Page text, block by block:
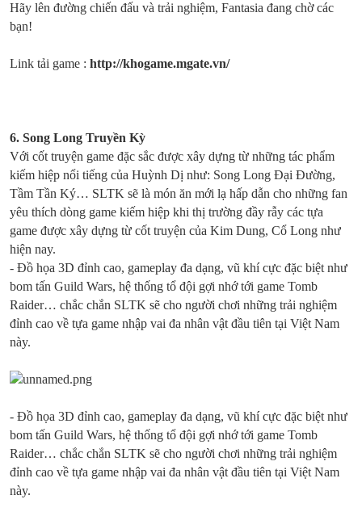
Hãy lên đường chiến đấu và trải nghiệm, Fantasia đang chờ các
bạn!
Link tải game : http://khogame.mgate.vn/
6. Song Long Truyền Kỳ
Với cốt truyện game đặc sắc được xây dựng từ những tác phẩm
kiếm hiệp nổi tiếng của Huỳnh Dị như: Song Long Đại Đường,
Tầm Tần Ký… SLTK sẽ là món ăn mới lạ hấp dẫn cho những fan
yêu thích dòng game kiếm hiệp khi thị trường đầy rẫy các tựa
game được xây dựng từ cốt truyện của Kim Dung, Cổ Long như
hiện nay.
- Đồ họa 3D đỉnh cao, gameplay đa dạng, vũ khí cực đặc biệt như
bom tấn Guild Wars, hệ thống tổ đội gợi nhớ tới game Tomb
Raider… chắc chắn SLTK sẽ cho người chơi những trải nghiệm
đỉnh cao về tựa game nhập vai đa nhân vật đầu tiên tại Việt Nam
này.
- Đồ họa 3D đỉnh cao, gameplay đa dạng, vũ khí cực đặc biệt như
bom tấn Guild Wars, hệ thống tổ đội gợi nhớ tới game Tomb
Raider… chắc chắn SLTK sẽ cho người chơi những trải nghiệm
đỉnh cao về tựa game nhập vai đa nhân vật đầu tiên tại Việt Nam
này.